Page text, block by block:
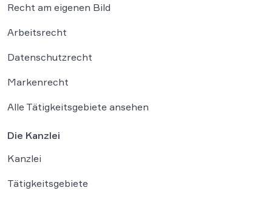
Recht am eigenen Bild
Arbeitsrecht
Datenschutzrecht
Markenrecht
Alle Tätigkeitsgebiete ansehen
Die Kanzlei
Kanzlei
Tätigkeitsgebiete